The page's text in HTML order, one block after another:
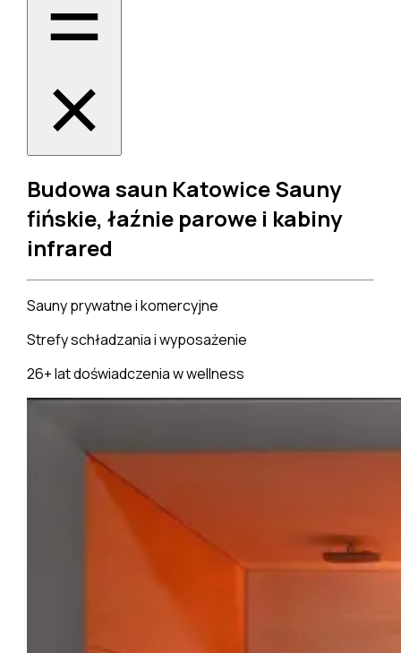
Budowa saun KatowiceSauny
fińskie, łaźnie parowe i kabiny
infrared
Sauny prywatne i komercyjne
Strefy schładzania i wyposażenie
26+ lat doświadczenia w wellness